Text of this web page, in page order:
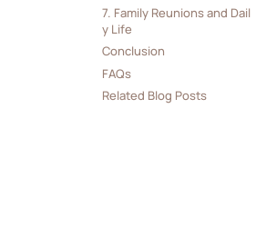
7. Family Reunions and Dail
y Life
Conclusion
FAQs
Related Blog Posts